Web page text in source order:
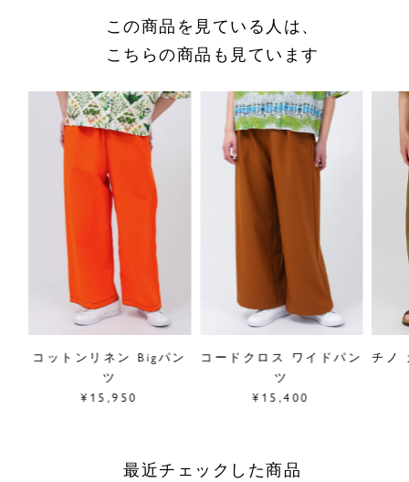
この商品を見ている人は、
こちらの商品も見ています
コットンリネン Bigパン
ツ
¥15,950
コードクロス ワイドパン
ツ
¥15,400
チノ
最近チェックした商品